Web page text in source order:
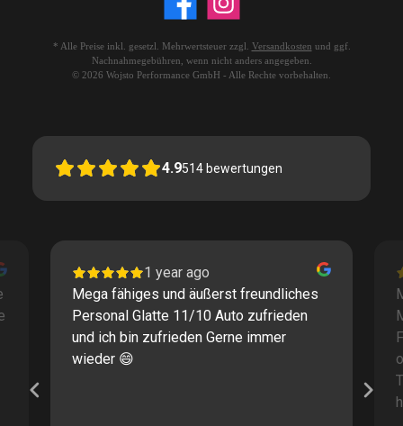
* Alle Preise inkl. gesetzl. Mehrwertsteuer zzgl. Versandkosten und ggf.
Nachnahmegebühren, wenn nicht anders angegeben.
© 2026 Wojsto Performance GmbH - Alle Rechte vorbehalten.
4.9514 bewertungen
1 year ago
Mega fähiges und äußerst freundliches
Personal Glatte 11/10 Auto zufrieden
und ich bin zufrieden Gerne immer
wieder 😄